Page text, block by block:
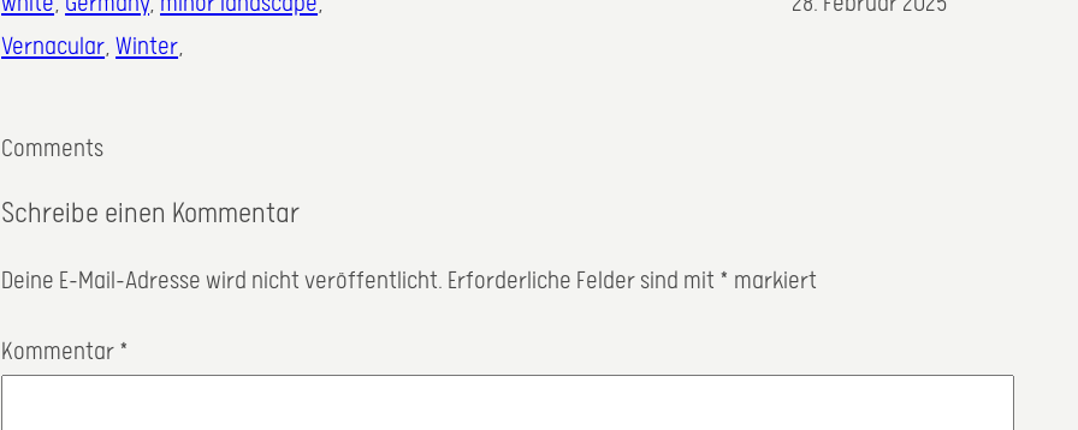
Vernacular, Winter,
Comments
Schreibe einen Kommentar
Deine E-Mail-Adresse wird nicht veröffentlicht. Erforderliche Felder sind mit * markiert
Kommentar *